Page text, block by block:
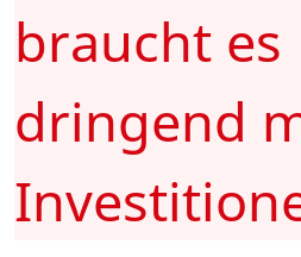
braucht es
dringend